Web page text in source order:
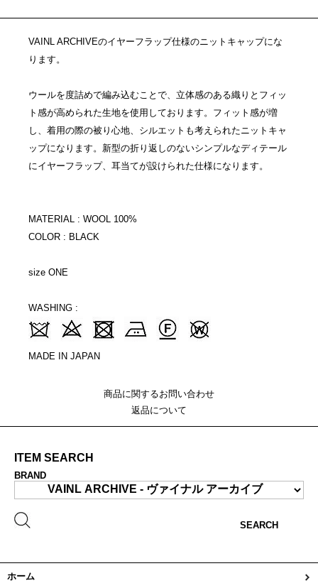
VAINL ARCHIVEのイヤーフラップ仕様のニットキャップにな
ります。
ウールを度詰めで編み込むことで、立体感のある織りとフィッ
ト感が高められた生地を使用しております。フィット感が増
し、着用の際の被り心地、シルエットも考えられたニットキャ
ップになります。新型の折り返しのないシンプルなディテール
にイヤーフラップ、耳当てが設けられた仕様になります。
MATERIAL : WOOL 100%
COLOR : BLACK
size ONE
WASHING :
MADE IN JAPAN
商品に関するお問い合わせ
返品について
ITEM SEARCH
BRAND
SEARCH
ホーム